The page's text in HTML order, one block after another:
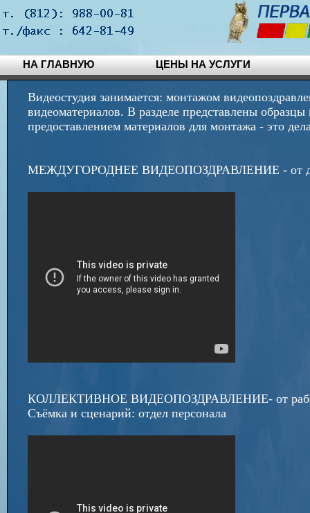
НА ГЛАВНУЮ ЦЕНЫ НА УСЛУГИ
Видеостудия занимается: монтажом
видеоматериалов. В разделе представлены
предоставлением материалов для монтажа - это
МЕЖДУГОРОДНЕЕ ВИДЕОПОЗДРАВЛЕНИЕ - от
КОЛЛЕКТИВНОЕ ВИДЕОПОЗДРАВЛЕНИЕ- от
Съёмка и сценарий: отдел персонала